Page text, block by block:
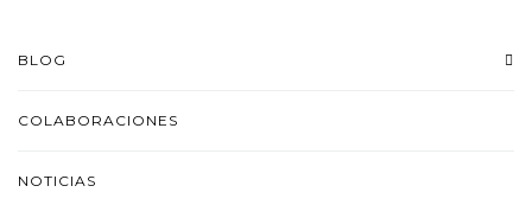
BLOG
COLABORACIONES
NOTICIAS